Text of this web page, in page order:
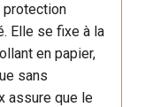
protection
Elle se fixe à la
en papier,
sans
assure que le